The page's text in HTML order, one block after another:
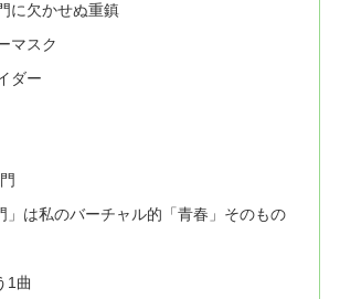
に欠かせぬ重鎮
マスク
ダー
」は私のバーチャル的「青春」そのもの
1曲